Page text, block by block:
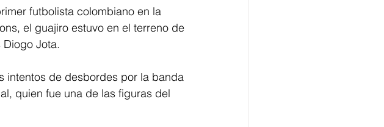
futbolista colombiano en la
el guajiro estuvo en el terreno de
Jota.
intentos de desbordes por la banda
quien fue una de las figuras del